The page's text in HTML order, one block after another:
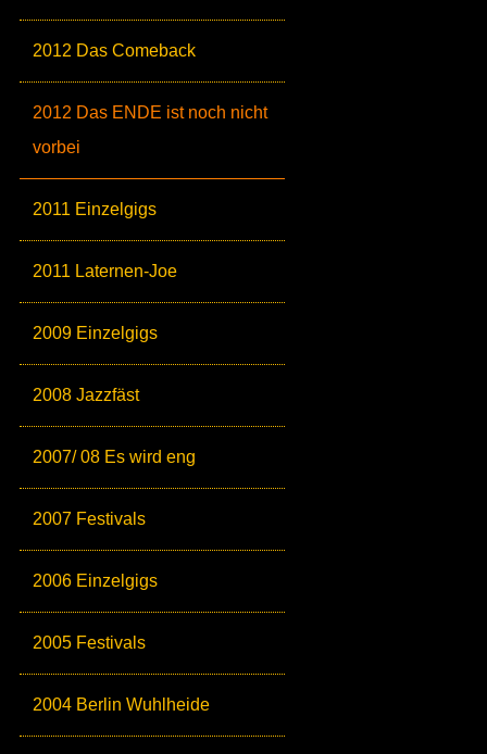
2012 Das Comeback
2012 Das ENDE ist noch nicht
vorbei
2011 Einzelgigs
2011 Laternen-Joe
2009 Einzelgigs
2008 Jazzfäst
2007/ 08 Es wird eng
2007 Festivals
2006 Einzelgigs
2005 Festivals
2004 Berlin Wuhlheide